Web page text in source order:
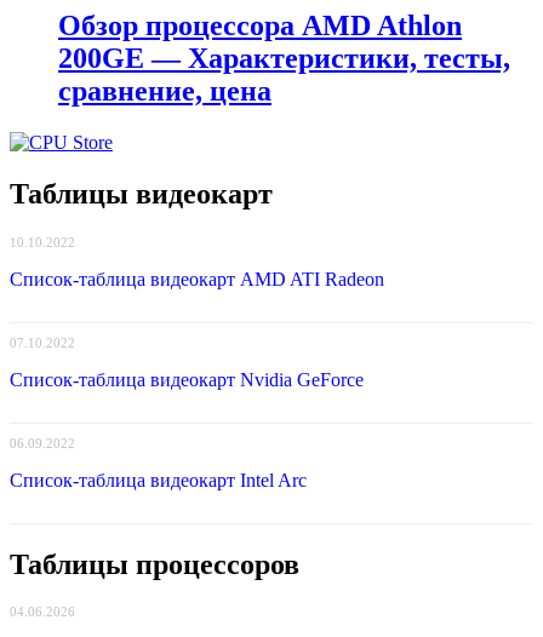
Обзор процессора AMD Athlon
200GE — Характеристики, тесты,
сравнение, цена
Таблицы видеокарт
10.10.2022
Список-таблица видеокарт AMD ATI Radeon
07.10.2022
Список-таблица видеокарт Nvidia GeForce
06.09.2022
Список-таблица видеокарт Intel Arc
Таблицы процессоров
04.06.2026